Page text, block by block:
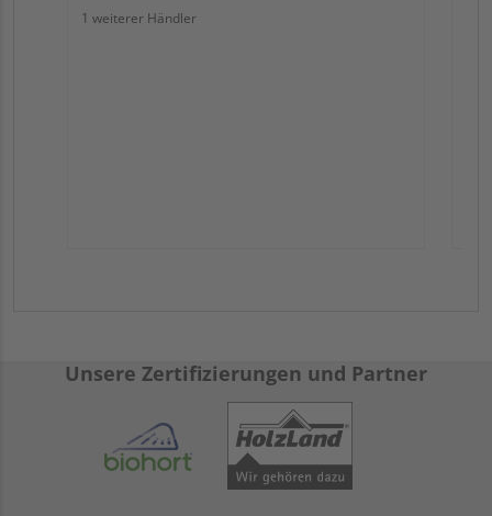
1 weiterer Händler
Unsere Zertifizierungen und Partner